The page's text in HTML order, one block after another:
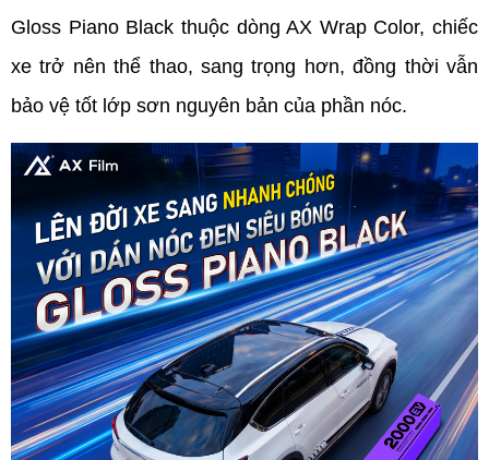
Gloss Piano Black thuộc dòng AX Wrap Color, chiếc
xe trở nên thể thao, sang trọng hơn, đồng thời vẫn
bảo vệ tốt lớp sơn nguyên bản của phần nóc.